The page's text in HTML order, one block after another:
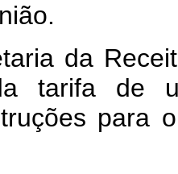
da
tarifa de
para